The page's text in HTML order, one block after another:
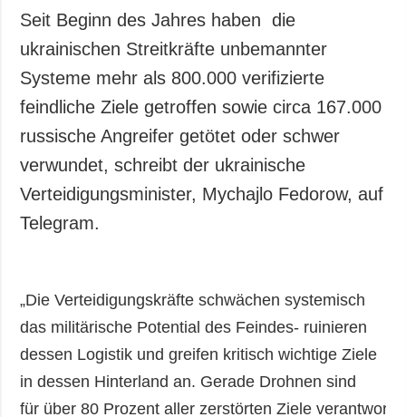
Veröffentlichungen
Interview
Fotos
Video
Abonnement
Fotobank
Seit Beginn des Jahres haben die
ukrainischen Streitkräfte unbemannter
Systeme mehr als 800.000 verifizierte
feindliche Ziele getroffen sowie circa 167.000
russische Angreifer getötet oder schwer
verwundet, schreibt der ukrainische
Verteidigungsminister, Mychajlo Fedorow, auf
Telegram.
„Die Verteidigungskräfte schwächen systemisch
das militärische Potential des Feindes- ruinieren
dessen Logistik und greifen kritisch wichtige Ziele
in dessen Hinterland an. Gerade Drohnen sind
für über 80 Prozent aller zerstörten Ziele